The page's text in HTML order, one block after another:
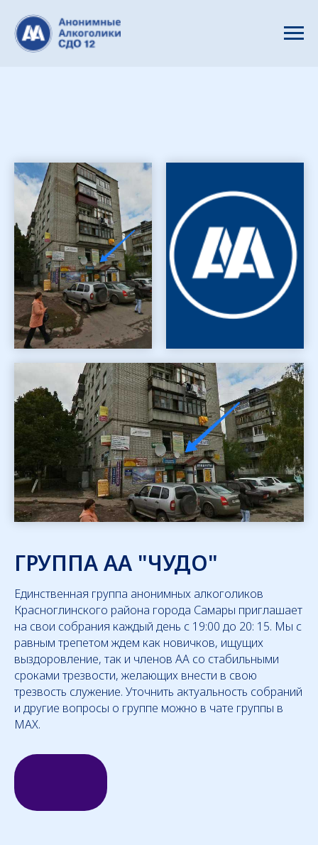
ГРУППА АА "ЧУДО"
Единственная группа анонимных алкоголиков
Красноглинского района города Самары приглашает
на свои собрания каждый день с 19:00 до 20: 15. Мы с
равным трепетом ждем как новичков, ищущих
выздоровление, так и членов АА со стабильными
сроками трезвости, желающих внести в свою
трезвость служение. Уточнить актуальность собраний
и другие вопросы о группе можно в чате группы в
MAX.